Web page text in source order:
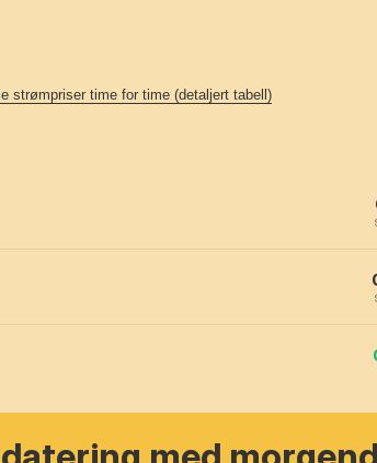
strømpriser time for time (detaljert tabell)